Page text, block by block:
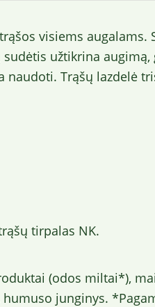
visiems augalams.
užtikrina augimą,
naudoti. Trąšų lazdelė
tirpalas NK.
(odos miltai*),
junginys.